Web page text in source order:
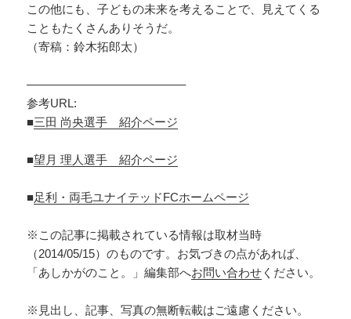
この他にも、子どもの未来を考えることで、見えてくる
こともたくさんありそうだ。
（寄稿：鈴木拓郎太）
—————————————–
参考URL:
■三田 尚央選手 紹介ページ
■望月 理人選手 紹介ページ
■足利・両毛ユナイテッドFCホームページ
※この記事に掲載されている情報は取材当時
（2014/05/15）のものです。お気づきの点があれば、
「あしかがのこと。」編集部へお問い合わせ ください。
※見出し、記事、写真の無断転載はご遠慮ください。